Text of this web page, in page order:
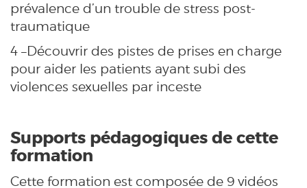
prévalence d’un trouble de stress post-
traumatique
4 –Découvrir des pistes de prises en charge
pour aider les patients ayant subi des
violences sexuelles par inceste
Supports pédagogiques de cette
formation
Cette formation est composée de 9 vidéos